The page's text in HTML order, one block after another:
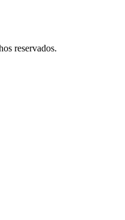
reservados.